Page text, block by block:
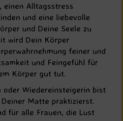
einen Alltagsstress
und eine liebevolle
und Deine Seele zu
wird Dein Körper
feiner und
und Feingefühl für
Körper gut tut.
oder Wiedereinsteigerin bist
Matte praktizierst.
für alle Frauen, die Lust